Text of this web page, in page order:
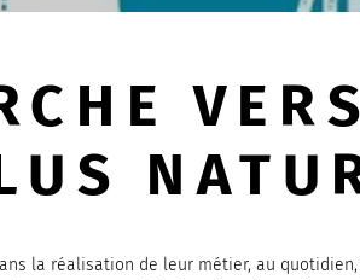
la réalisation de leur métier, au